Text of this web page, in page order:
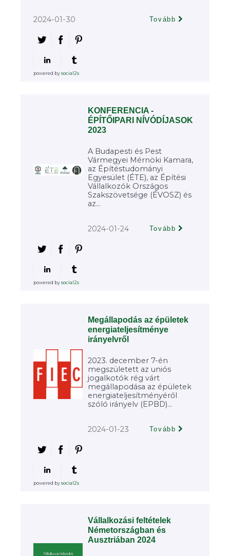
2024-01-30 Tovább
powered bysocial2s
KONFERENCIA -
ÉPÍTŐIPARI NÍVÓDÍJASOK
2023
A Budapesti és Pest
Vármegyei Mérnöki Kamara,
az Építéstudományi
Egyesület (ÉTE), az Építési
Vállalkozók Országos
Szakszövetsége (ÉVOSZ) és
az...
2024-01-24 Tovább
powered bysocial2s
Megállapodás az épületek
energiateljesítménye
irányelvről
2023. december 7-én
megszületett az uniós
jogalkotók rég várt
megállapodása az épületek
energiateljesítményéről
szóló irányelv (EPBD)...
2024-01-23 Tovább
powered bysocial2s
Vállalkozási feltételek
Németországban és
Ausztriában 2024